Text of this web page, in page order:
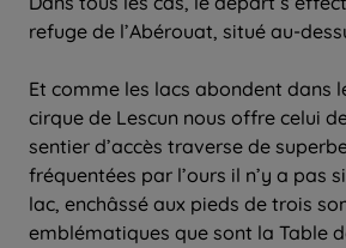
refuge de l’Abérouat, situé au-
Et comme les lacs abondent dans
cirque de Lescun nous offre celui
sentier d’accès traverse de
fréquentées par l’ours il n’y a pas
lac, enchâssé aux pieds de trois
emblématiques que sont la Table